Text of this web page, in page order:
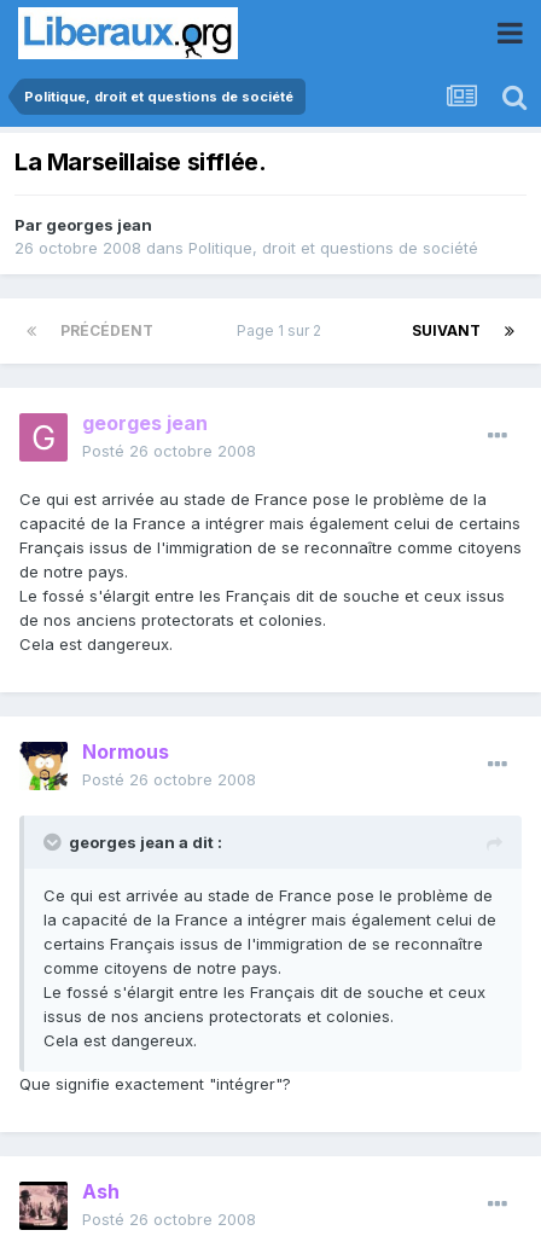
Politique, droit et questions de société
La Marseillaise sifflée.
Par georges jean
26 octobre 2008 dans Politique, droit et questions de société
PRÉCÉDENT SUIVANT
Page 1 sur 2
georges jean
Posté 26 octobre 2008
Ce qui est arrivée au stade de France pose le problème de la
capacité de la France a intégrer mais également celui de certains
Français issus de l'immigration de se reconnaître comme citoyens
de notre pays.
Le fossé s'élargit entre les Français dit de souche et ceux issus
de nos anciens protectorats et colonies.
Cela est dangereux.
Normous
Posté 26 octobre 2008
georges jean a dit :
Ce qui est arrivée au stade de France pose le problème de
la capacité de la France a intégrer mais également celui de
certains Français issus de l'immigration de se reconnaître
comme citoyens de notre pays.
Le fossé s'élargit entre les Français dit de souche et ceux
issus de nos anciens protectorats et colonies.
Cela est dangereux.
Que signifie exactement "intégrer"?
Ash
Posté 26 octobre 2008